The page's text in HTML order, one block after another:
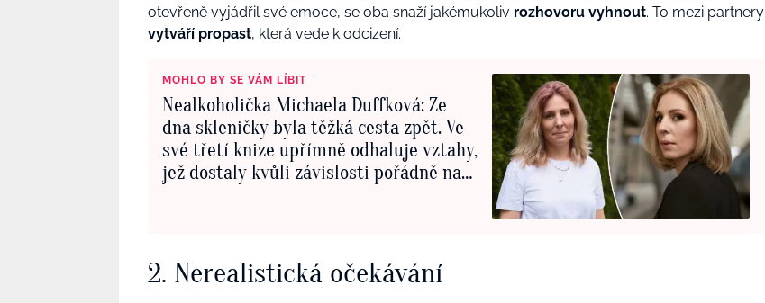
otevřeně vyjádřil své emoce, se oba snaží jakémukoliv rozhovoru vyhnout. To mezi partnery
vytváří propast, která vede k odcizení.
MOHLO BY SE VÁM LÍBIT
Nealkoholička Michaela Duffková: Ze
dna skleničky byla těžká cesta zpět. Ve
své třetí knize upřímně odhaluje vztahy,
jež dostaly kvůli závislosti pořádně na
2. Nerealistická očekávání